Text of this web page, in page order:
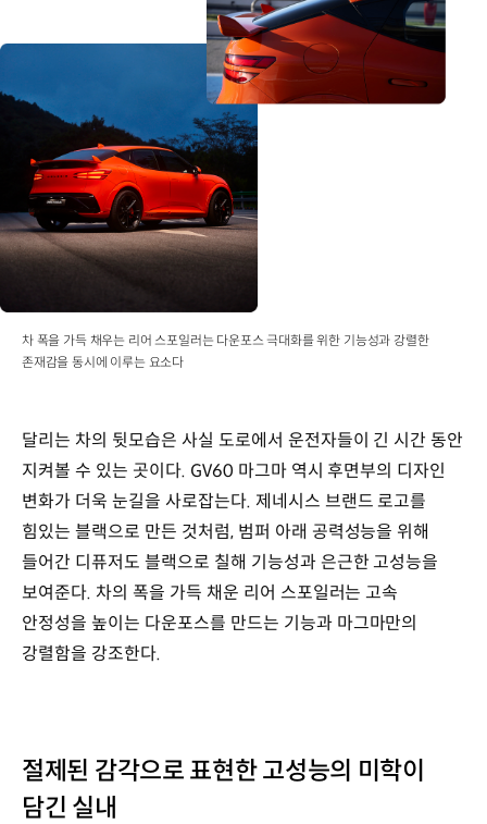
차 폭을 가득 채우는 리어 스포일러는 다운포스 극대화를 위한 기능성과 강렬한
존재감을 동시에 이루는 요소다
달리는 차의 뒷모습은 사실 도로에서 운전자들이 긴 시간 동안
지켜볼 수 있는 곳이다. GV60 마그마 역시 후면부의 디자인
변화가 더욱 눈길을 사로잡는다. 제네시스 브랜드 로고를
힘있는 블랙으로 만든 것처럼, 범퍼 아래 공력성능을 위해
들어간 디퓨저도 블랙으로 칠해 기능성과 은근한 고성능을
보여준다. 차의 폭을 가득 채운 리어 스포일러는 고속
안정성을 높이는 다운포스를 만드는 기능과 마그마만의
강렬함을 강조한다.
절제된 감각으로 표현한 고성능의 미학이
담긴 실내